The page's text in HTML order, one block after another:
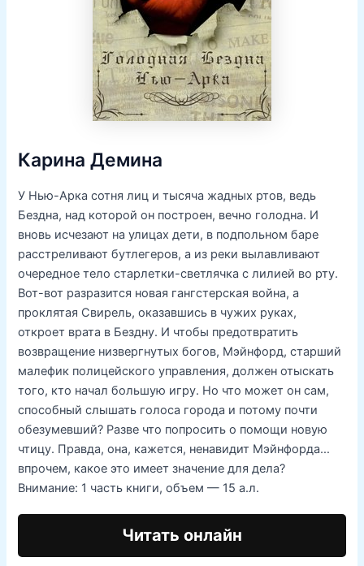
Карина Демина
У Нью-Арка сотня лиц и тысяча жадных ртов, ведь
Бездна, над которой он построен, вечно голодна. И
вновь исчезают на улицах дети, в подпольном баре
расстреливают бутлегеров, а из реки вылавливают
очередное тело старлетки-светлячка с лилией во рту.
Вот-вот разразится новая гангстерская война, а
проклятая Свирель, оказавшись в чужих руках,
откроет врата в Бездну. И чтобы предотвратить
возвращение низвергнутых богов, Мэйнфорд, старший
малефик полицейского управления, должен отыскать
того, кто начал большую игру. Но что может он сам,
способный слышать голоса города и потому почти
обезумевший? Разве что попросить о помощи новую
чтицу. Правда, она, кажется, ненавидит Мэйнфорда…
впрочем, какое это имеет значение для дела?
Внимание: 1 часть книги, объем — 15 а.л.
Читать онлайн